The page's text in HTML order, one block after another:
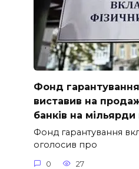
Фонд
виставив на
банків на мільярди
Фонд гарантування
оголосив про
0 27